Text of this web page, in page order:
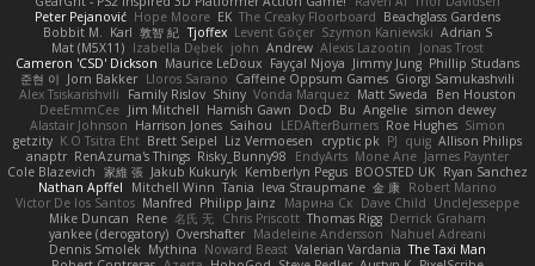
Peter Pejanović Hope Moore EK The Creaky Floorboard Beachglass Gardens
Bobbit M. Karl 敦智 紀 Tjoffex Levent Göçer Szymon Kaniewski Adrian S
Mat (M5X11) Izabella Dębek john Andrew Alexis Lazootin
Jonas Trost
Cameron 'CSD' Dickson Maurice LeDoux Fayçal Njoya Jimmy Jung Phillip Studans
준현 이 Jorn Bakker Lloros Sarano Caffeine Oppsum Games Giorgi Samukashvili
Alex Tsiskarishvili
Family Rislov Shiny Vonda Marquez Matt Sweda
Ben Houston
DeeEmmCee Jim Mitchell Hamish Gawn DocD Bu Angelie simon dewey
Alastair Johnson Harrison Jones Saihou LEDAfterBurners Roe Hughes Simon
getzity K.O Tsitra Eht Brett Seipel Liz Vermoesen cryptic pk PJ quig Allison Philips
anaptr RenAzuma's Things Risky_Bunny98 EndyArts Mone Ane James Paynter
Cole Blazevich 家維 張 Jakub Kukuryk Kemberlyn Pegus BOOSTED UK Ryan Sanchez
Nathan Apffel
Mitchell Winn Tania Ieva Straupmane 金 康 Robert Marino
Victor De los Santos Manfred Philipp Jainz Марина Ск Dave Child UncleJesseppe
Mike Duncan Rene 名氏 无 Chris Priscott Thomas Rigg Derrick Graham
yankee (derogatory) Overshafter Madeleine Andersson Nahuel Adreani
Dennis Smolek Mythina Noward Beast Valerian Vardania The Taxi Man